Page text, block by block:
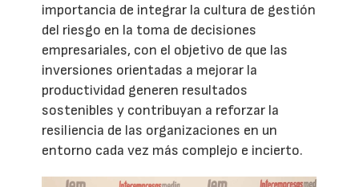
importancia de integrar la cultura de gestión
del riesgo en la toma de decisiones
empresariales, con el objetivo de que las
inversiones orientadas a mejorar la
productividad generen resultados
sostenibles y contribuyan a reforzar la
resiliencia de las organizaciones en un
entorno cada vez más complejo e incierto.